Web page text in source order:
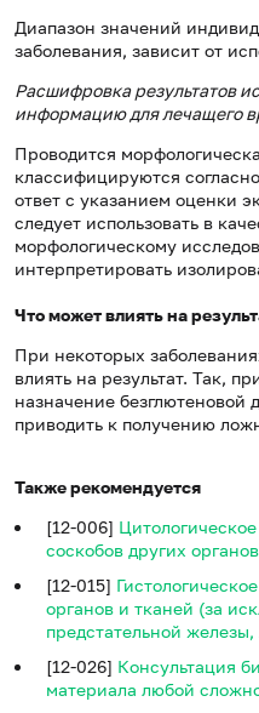
Диапазон значений
заболевания, зависит от
Расшифровка результатов
информацию для лечащего
Проводится
классифицируются
ответ с указанием оценки
следует использовать в
морфологическому
интерпретировать
Что может влиять на
При некоторых
влиять на результат. Так,
назначение безглютеновой
приводить к получению
Также рекомендуется
[12-006]
соскобов других
[12-015]
органов и тканей (за
предстательной
[12-026] Консультация
материала любой